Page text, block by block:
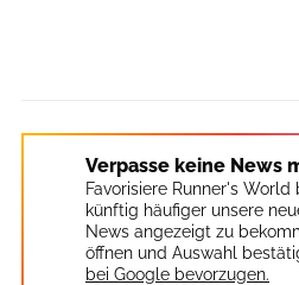
Verpasse keine News
Favorisiere Runner's World
künftig häufiger unsere
News angezeigt zu
öffnen und Auswahl
bei Google bevorzugen.